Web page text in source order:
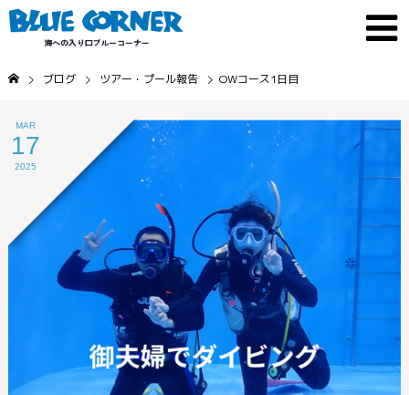
ブログ ツアー・プール報告 OWコース1日目
MAR
17
2025